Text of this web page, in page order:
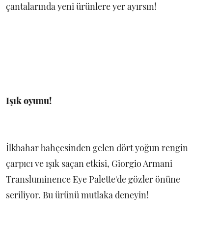
çantalarında yeni ürünlere yer ayırsın!
Işık oyunu!
İlkbahar bahçesinden gelen dört yoğun rengin
çarpıcı ve ışık saçan etkisi, Giorgio Armani
Transluminence Eye Palette'de gözler önüne
seriliyor. Bu ürünü mutlaka deneyin!